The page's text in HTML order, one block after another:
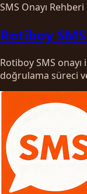
SMS Onayı Rehberi
Rotiboy
Rotiboy SMS onayı
doğrulama süreci